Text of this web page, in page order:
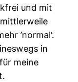
und mit
’normal‘.
in
meine